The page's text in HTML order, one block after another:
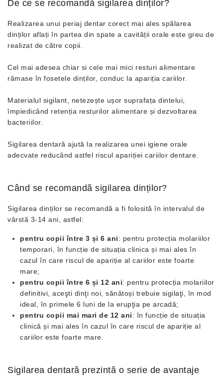
De ce se recomandă sigilarea dinților?
Realizarea unui periaj dentar corect mai ales spălarea
dinților aflați în partea din spate a cavității orale este greu de
realizat de către copii.
Cel mai adesea chiar si cele mai mici resturi alimentare
rămase în fosetele dinților, conduc la apariția cariilor.
Materialul sigilant, netezește ușor suprafața dintelui,
împiedicând retenția resturilor alimentare și dezvoltarea
bacteriilor.
Sigilarea dentară ajută la realizarea unei igiene orale
adecvate reducând astfel riscul apariției cariilor dentare.
Când se recomandă sigilarea dinților?
Sigilarea dinților se recomandă a fi folosită în intervalul de
vârstă 3-14 ani, astfel:
pentru copii între 3 și 6 ani: pentru protecția molariilor
temporari, în funcție de situația clinica și mai ales în
cazul în care riscul de apariție al cariilor este foarte
mare;
pentru copii între 6 și 12 ani: pentru protecția molariilor
definitivi, aceşti dinţi noi, sănătoși trebuie sigilaţi, în mod
ideal, în primele 6 luni de la erupţia pe arcadă;
pentru copii mai mari de 12 ani: în funcție de situația
clinică și mai ales în cazul în care riscul de apariție al
cariilor este foarte mare.
Sigilarea dentară prezintă o serie de avantaje